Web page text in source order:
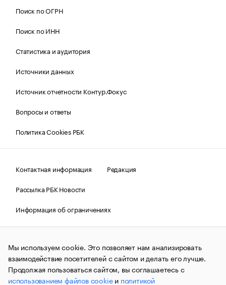
Поиск по ОГРН
Поиск по ИНН
Статистика и аудитория
Источники данных
Источник отчетности Контур.Фокус
Вопросы и ответы
Политика Cookies РБК
Контактная информация
Редакция
Рассылка РБК Новости
Информация об ограничениях
Правовая информация
О соблюдении авторских прав
© АО «РОСБИЗНЕСКОНСАЛТИНГ»,1995–2026.Сообщения
и материалы информационного агентства «РБК»
(зарегистрировано Федеральной службой по надзору в сфере
связи, информационных технологий и массовых
коммуникаций (Роскомнадзор) 09.12.2015 за номером ИА
Мы используем cookie. Это позволяет нам анализировать
взаимодействие посетителей с сайтом и делать его лучше.
Продолжая пользоваться сайтом, вы соглашаетесь с
использованием файлов cookieи политикой